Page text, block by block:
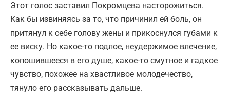
Этот голос заставил Покромцева насторожиться.
Как бы извиняясь за то, что причинил ей боль, он
притянул к себе голову жены и прикоснулся губами к
ее виску. Но какое-то подлое, неудержимое влечение,
копошившееся в его душе, какое-то смутное и гадкое
чувство, похожее на хвастливое молодечество,
тянуло его рассказывать дальше.